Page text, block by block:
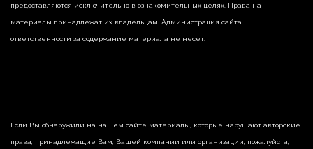
предоставляются исключительно в ознакомительных целях. Права на
материалы принадлежат их владельцам. Администрация сайта
ответственности за содержание материала не несет.
Если Вы обнаружили на нашем сайте материалы, которые нарушают авторские
права, принадлежащие Вам, Вашей компании или организации, пожалуйста,